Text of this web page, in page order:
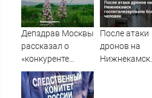
Депздрав Москвы
рассказал о
«конкуренте
борщевика» в
России
После атаки
дронов на
Нижнекамск